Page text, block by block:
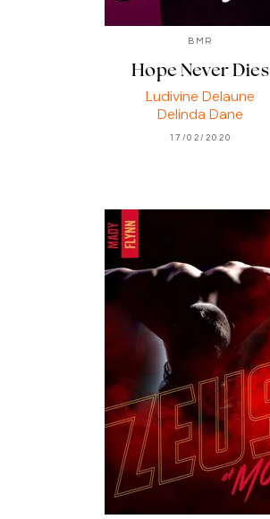
BMR
Hope Never Dies
Ludivine Delaune
Delinda Dane
17/02/2020